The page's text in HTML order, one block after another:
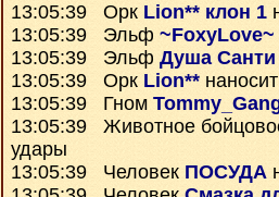
13:05:39 Орк Lion** клон 1
13:05:39 Эльф ~FoxyLove~
13:05:39 Эльф Душа Санти
13:05:39 Орк Lion**
13:05:39 Гном
13:05:39 Животное
удары
13:05:39 Человек ПОСУДА